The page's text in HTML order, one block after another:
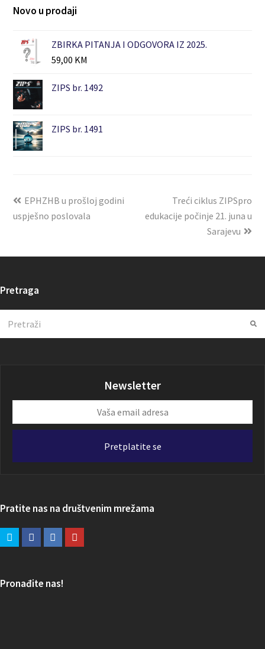
Novo u prodaji
ZBIRKA PITANJA I ODGOVORA IZ 2025.
59,00 KM
ZIPS br. 1492
ZIPS br. 1491
EPHZHB u prošloj godini
uspješno poslovala
Treći ciklus ZIPSpro
edukacije počinje 21. juna u
Sarajevu
Pretraga
Newsletter
email
Pretplatite se
Pratite nas na društvenim mrežama
Pronađite nas!